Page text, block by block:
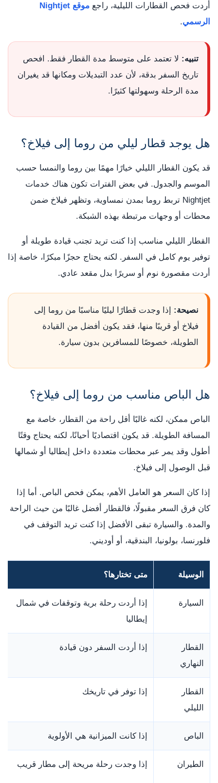
أردت فحص القطارات الليلية، راجع
موقع Nightjet
الرسمي.
تنبيه: لا تعتمد على متوسط مدة القطار فقط. افحص
تاريخ السفر بدقة، لأن عدد التبديلات ومكانها قد يغيران
مدة الرحلة وسهولتها كثيرًا.
هل يوجد قطار ليلي من روما إلى فيلاخ؟
قد يكون القطار الليلي خيارًا مهمًا بين روما والنمسا حسب
الموسم والجدول. في بعض الفترات تكون هناك خدمات
Nightjet تربط روما بمدن نمساوية، وتظهر فيلاخ ضمن
محطات أو وجهات مرتبطة بهذه الشبكة.
القطار الليلي مناسب إذا كنت تريد تجنب قيادة طويلة أو
توفير يوم كامل في السفر. لكنه يحتاج حجزًا مبكرًا، خاصة إذا
أردت مقصورة نوم أو سريرًا بدل مقعد عادي.
نصيحة: إذا وجدت قطارًا ليليًا مناسبًا من روما إلى
فيلاخ أو قريبًا منها، فقد يكون أفضل من القيادة
الطويلة، خصوصًا للمسافرين بدون سيارة.
هل الباص مناسب من روما إلى فيلاخ؟
الباص ممكن، لكنه غالبًا أقل راحة من القطار، خاصة مع
المسافة الطويلة. قد يكون اقتصاديًا أحيانًا، لكنه يحتاج وقتًا
أطول وقد يمر عبر محطات متعددة داخل إيطاليا أو شمالها
قبل الوصول إلى فيلاخ.
إذا كان السعر هو العامل الأهم، يمكن فحص الباص. أما إذا
كان فرق السعر مقبولًا، فالقطار أفضل غالبًا من حيث الراحة
والمدة. والسيارة تبقى الأفضل إذا كنت تريد التوقف في
فلورنسا، بولونيا، البندقية، أو أوديني.
الوسيلة متى تختارها؟
السيارة
إذا أردت رحلة برية وتوقفات في شمال
إيطاليا
القطار
النهاري
إذا أردت السفر دون قيادة
القطار
الليلي
إذا توفر في تاريخك
الباص إذا كانت الميزانية هي الأولوية
الطيران إذا وجدت رحلة مريحة إلى مطار قريب